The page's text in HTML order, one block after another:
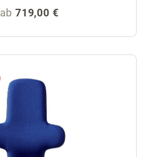
Regulärer Preis:
ab 719,00 €